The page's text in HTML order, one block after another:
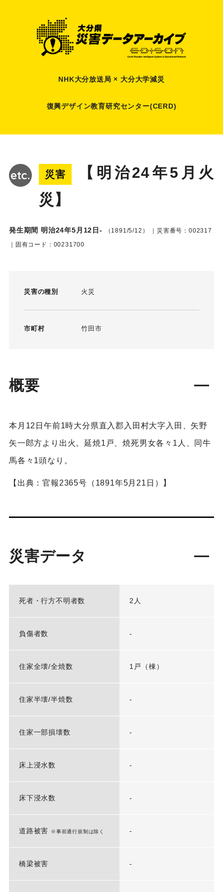
NHK大分放送局 × 大分大学減災
復興デザイン教育研究センター(CERD)
災害
【明治24年5月火
災】
発生期間 明治24年5月12日- （1891/5/12）
｜災害番号：002317
｜固有コード：00231700
災害の種別 火災
市町村 竹田市
概要
本月12日午前1時大分県直入郡入田村大字入田、矢野
矢一郎方より出火。延焼1戸、焼死男女各々1人、同牛
馬各々1頭なり。
【出典：官報2365号（1891年5月21日）】
災害データ
死者・行方不明者数 2人
負傷者数 -
住家全壊/全焼数 1戸（棟）
住家半壊/半焼数 -
住家一部損壊数 -
床上浸水数 -
床下浸水数 -
道路被害 ※事前通行規制は除く -
橋梁被害 -